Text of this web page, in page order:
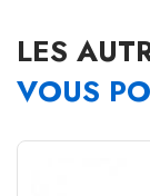
LES
VOUS